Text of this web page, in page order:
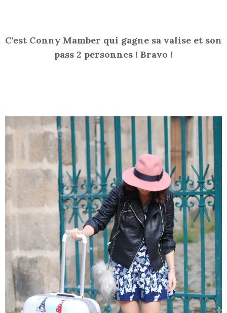
C'est Conny Mamber qui gagne sa valise et son
pass 2 personnes ! Bravo !